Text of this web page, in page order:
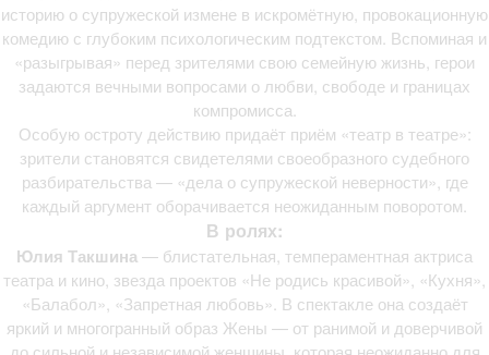
историю о супружеской измене в искромётную, провокационную
комедию с глубоким психологическим подтекстом. Вспоминая и
«разыгрывая» перед зрителями свою семейную жизнь, герои
задаются вечными вопросами о любви, свободе и границах
компромисса.
Особую остроту действию придаёт приём «театр в театре»:
зрители становятся свидетелями своеобразного судебного
разбирательства — «дела о супружеской неверности», где
каждый аргумент оборачивается неожиданным поворотом.
В ролях:
Юлия Такшина— блистательная, темпераментная актриса
театра и кино, звезда проектов «Не родись красивой», «Кухня»,
«Балабол», «Запретная любовь». В спектакле она создаёт
яркий и многогранный образ Жены — от ранимой и доверчивой